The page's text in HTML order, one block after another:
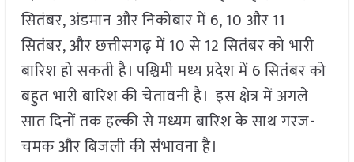
सितंबर, अंडमान और निकोबार में 6, 10 और 11
सितंबर, और छत्तीसगढ़ में 10 से 12 सितंबर को भारी
बारिश हो सकती है। पश्चिमी मध्य प्रदेश में 6 सितंबर को
बहुत भारी बारिश की चेतावनी है। इस क्षेत्र में अगले
सात दिनों तक हल्की से मध्यम बारिश के साथ गरज-
चमक और बिजली की संभावना है।